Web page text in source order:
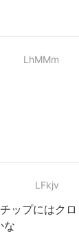
LhMMm
LFkjv
ップにはクロ
な